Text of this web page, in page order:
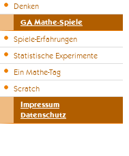
Denken
GA Mathe-Spiele
Spiele-Erfahrungen
Statistische Experimente
Ein Mathe-Tag
Scratch
Impressum
Datenschutz